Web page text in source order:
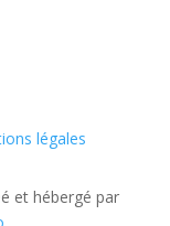
légales
et hébergé par